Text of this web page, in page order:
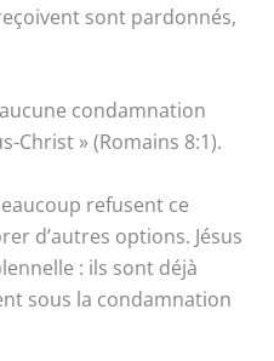
sont pardonnés,
condamnation
Christ » (Romains 8:1).
refusent ce
d’autres options. Jésus
: ils sont déjà
sous la condamnation